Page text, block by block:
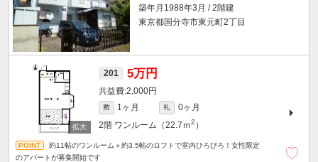
築年月1988年3月 / 2階建
東京都国分寺市東元町2丁目
201 5万円
2,000円
敷 1ヶ月 礼
0ヶ月
2階 ワンルーム（22.7ｍ2 ）
約11帖のワンルーム＋約3.5帖のロフトで室内ひろびろ！女性限定
のアパートが募集開始です